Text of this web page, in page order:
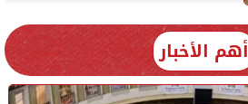
أهم الأخبار